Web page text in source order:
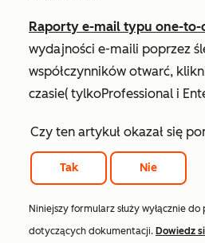
Raporty e-mail typu one-to-
wydajności e-maili poprzez
współczynników otwarć,
czasie( tylkoProfessional i
Czy ten artykuł okazał się
Tak Nie
Niniejszy formularz służy wyłącznie
dotyczących dokumentacji. Dowiedz